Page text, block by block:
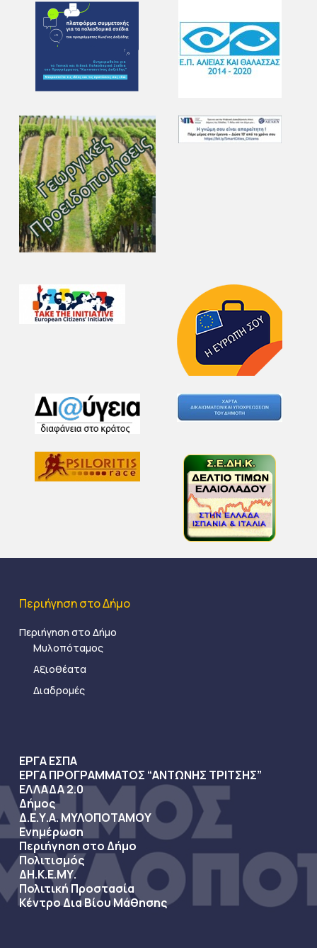
Περιήγηση στο Δήμο
Περιήγηση στο Δήμο
Μυλοπόταμος
Αξιοθέατα
Διαδρομές
ΕΡΓΑ ΕΣΠΑ
ΕΡΓΑ ΠΡΟΓΡΑΜΜΑΤΟΣ “ΑΝΤΩΝΗΣ ΤΡΙΤΣΗΣ”
ΕΛΛΑΔΑ 2.0
Δήμος
Δ.Ε.Υ.Α. ΜΥΛΟΠΟΤΑΜΟΥ
Ενημέρωση
Περιήγηση στο Δήμο
Πολιτισμός
ΔΗ.Κ.Ε.ΜΥ.
Πολιτική Προστασία
Κέντρο Δια Βίου Μάθησης